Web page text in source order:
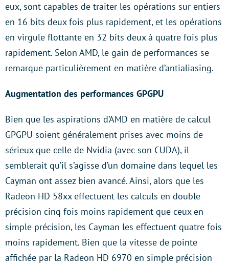
eux, sont capables de traiter les opérations sur entiers
en 16 bits deux fois plus rapidement, et les opérations
en virgule flottante en 32 bits deux à quatre fois plus
rapidement. Selon AMD, le gain de performances se
remarque particulièrement en matière d’antialiasing.
Augmentation des performances GPGPU
Bien que les aspirations d’AMD en matière de calcul
GPGPU soient généralement prises avec moins de
sérieux que celle de Nvidia (avec son CUDA), il
semblerait qu’il s’agisse d’un domaine dans lequel les
Cayman ont assez bien avancé. Ainsi, alors que les
Radeon HD 58xx effectuent les calculs en double
précision cinq fois moins rapidement que ceux en
simple précision, les Cayman les effectuent quatre fois
moins rapidement. Bien que la vitesse de pointe
affichée par la Radeon HD 6970 en simple précision